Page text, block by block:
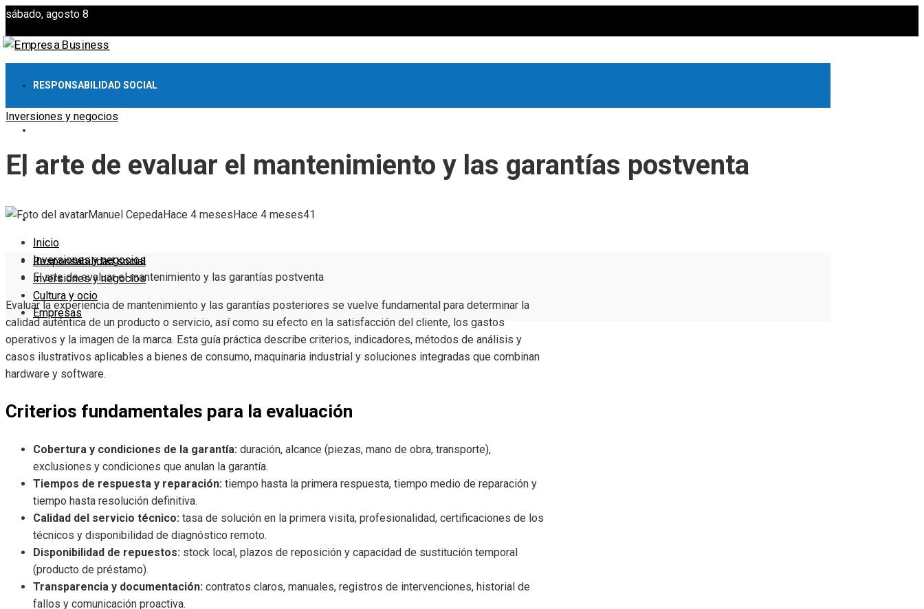
sábado, agosto 8
RESPONSABILIDAD SOCIAL
CULTURA Y OCIO
EMPRESAS
Responsabilidad social
Inversiones y negocios
Cultura y ocio
Empresas
Inversiones y negocios
El arte de evaluar el mantenimiento y las garantías postventa
Manuel CepedaHace 4 meses Hace 4 meses41
Inicio
Inversiones y negocios
El arte de evaluar el mantenimiento y las garantías postventa
Evaluar la experiencia de mantenimiento y las garantías posteriores se vuelve fundamental para determinar la
calidad auténtica de un producto o servicio, así como su efecto en la satisfacción del cliente, los gastos
operativos y la imagen de la marca. Esta guía práctica describe criterios, indicadores, métodos de análisis y
casos ilustrativos aplicables a bienes de consumo, maquinaria industrial y soluciones integradas que combinan
hardware y software.
Criterios fundamentales para la evaluación
Cobertura y condiciones de la garantía: duración, alcance (piezas, mano de obra, transporte),
exclusiones y condiciones que anulan la garantía.
Tiempos de respuesta y reparación: tiempo hasta la primera respuesta, tiempo medio de reparación y
tiempo hasta resolución definitiva.
Calidad del servicio técnico: tasa de solución en la primera visita, profesionalidad, certificaciones de los
técnicos y disponibilidad de diagnóstico remoto.
Disponibilidad de repuestos: stock local, plazos de reposición y capacidad de sustitución temporal
(producto de préstamo).
Transparencia y documentación: contratos claros, manuales, registros de intervenciones, historial de
fallos y comunicación proactiva.